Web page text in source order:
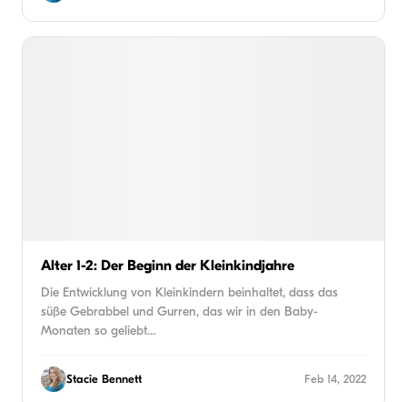
Alter 1-2: Der Beginn der Kleinkindjahre
Die Entwicklung von Kleinkindern beinhaltet, dass das
süße Gebrabbel und Gurren, das wir in den Baby-
Monaten so geliebt…
Stacie Bennett Feb 14, 2022